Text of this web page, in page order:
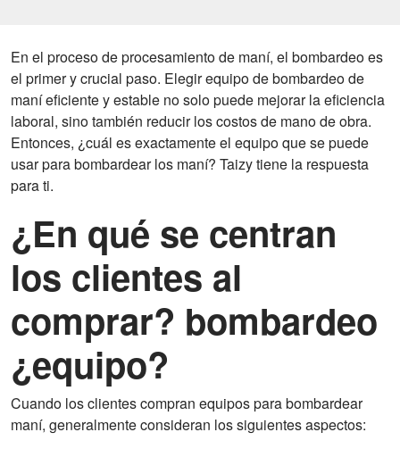
En el proceso de procesamiento de maní, el bombardeo es
el primer y crucial paso. Elegir equipo de bombardeo de
maní eficiente y estable no solo puede mejorar la eficiencia
laboral, sino también reducir los costos de mano de obra.
Entonces, ¿cuál es exactamente el equipo que se puede
usar para bombardear los maní? Taizy tiene la respuesta
para ti.
¿En qué se centran
los clientes al
comprar? bombardeo
¿equipo?
Cuando los clientes compran equipos para bombardear
maní, generalmente consideran los siguientes aspectos: